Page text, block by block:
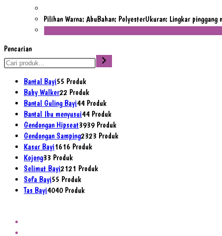
Pilihan Warna: AbuBahan: PolyesterUkuran: Lingkar
Pencarian
Bantal Bayi55 Produk
Baby Walker22 Produk
Bantal Guling Bayi44 Produk
Bantal Ibu menyusui44 Produk
Gendongan Hipseat3939 Produk
Gendongan Samping2323 Produk
Kasur Bayi1616 Produk
Kojong33 Produk
Selimut Bayi2121 Produk
Sofa Bayi55 Produk
Tas Bayi4040 Produk